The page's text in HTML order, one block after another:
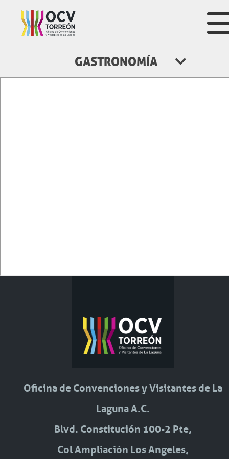
VISITA Y SORPRÉNDETE
GASTRONOMÍA
Oficina de Convenciones y Visitantes de La
Laguna A.C.
Blvd. Constitución 100-2 Pte,
Col Ampliación Los Angeles,